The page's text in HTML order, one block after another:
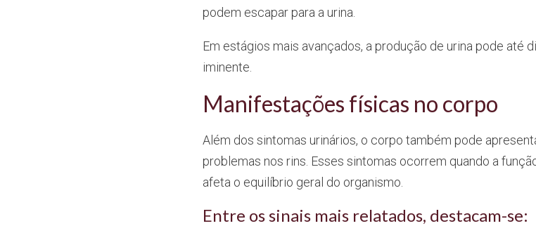
podem escapar para a urina.
Em estágios mais avançados, a produção de urina pode até
iminente.
Manifestações físicas no corpo
Além dos sintomas urinários, o corpo também pode
problemas nos rins. Esses sintomas ocorrem quando a
afeta o equilíbrio geral do organismo.
Entre os sinais mais relatados, destacam-se: